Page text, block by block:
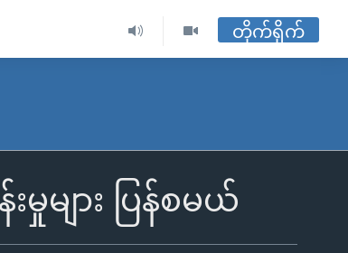
တိုက်ရိုက်
ျား ပြန်စမယ်